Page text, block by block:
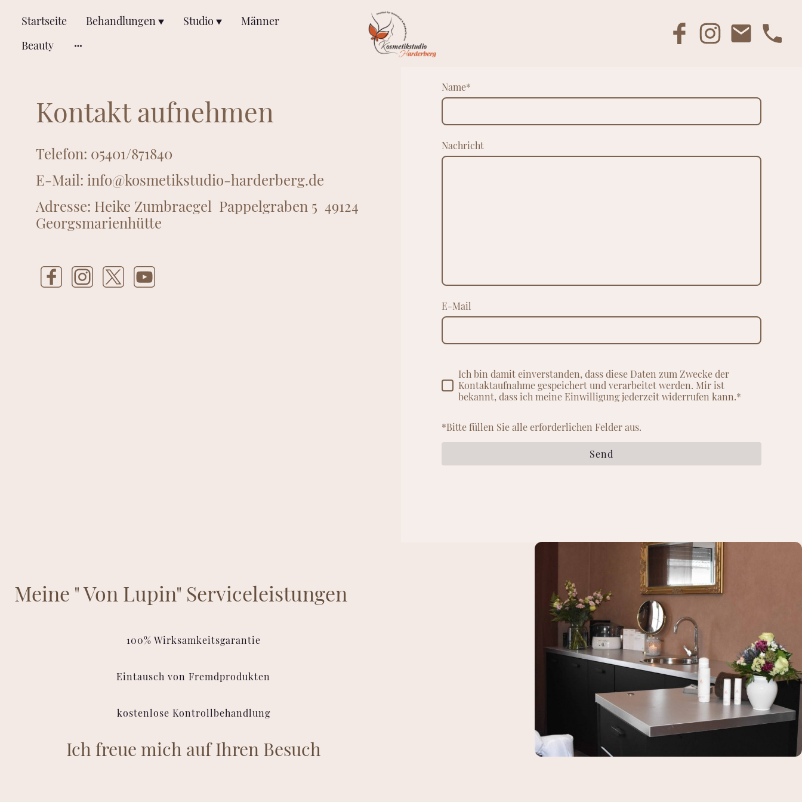
Startseite Behandlungen Studio
Männer
Beauty
Kontakt aufnehmen
Telefon: 05401/871840
E-Mail: info@kosmetikstudio-harderberg.de
Adresse: Heike Zumbraegel Pappelgraben 5 49124
Georgsmarienhütte
Name*
Nachricht
E-Mail
Ich bin damit einverstanden, dass diese Daten zum Zwecke der
Kontaktaufnahme gespeichert und verarbeitet werden. Mir ist
bekannt, dass ich meine Einwilligung jederzeit widerrufen kann.*
*Bitte füllen Sie alle erforderlichen Felder aus.
Send
Meine " Von Lupin" Serviceleistungen
100% Wirksamkeitsgarantie
Eintausch von Fremdprodukten
kostenlose Kontrollbehandlung
Ich freue mich auf Ihren Besuch